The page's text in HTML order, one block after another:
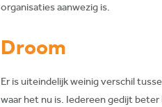
organisaties aanwezig is.
Droom
Er is uiteindelijk weinig verschil
waar het nu is. Iedereen gedijt